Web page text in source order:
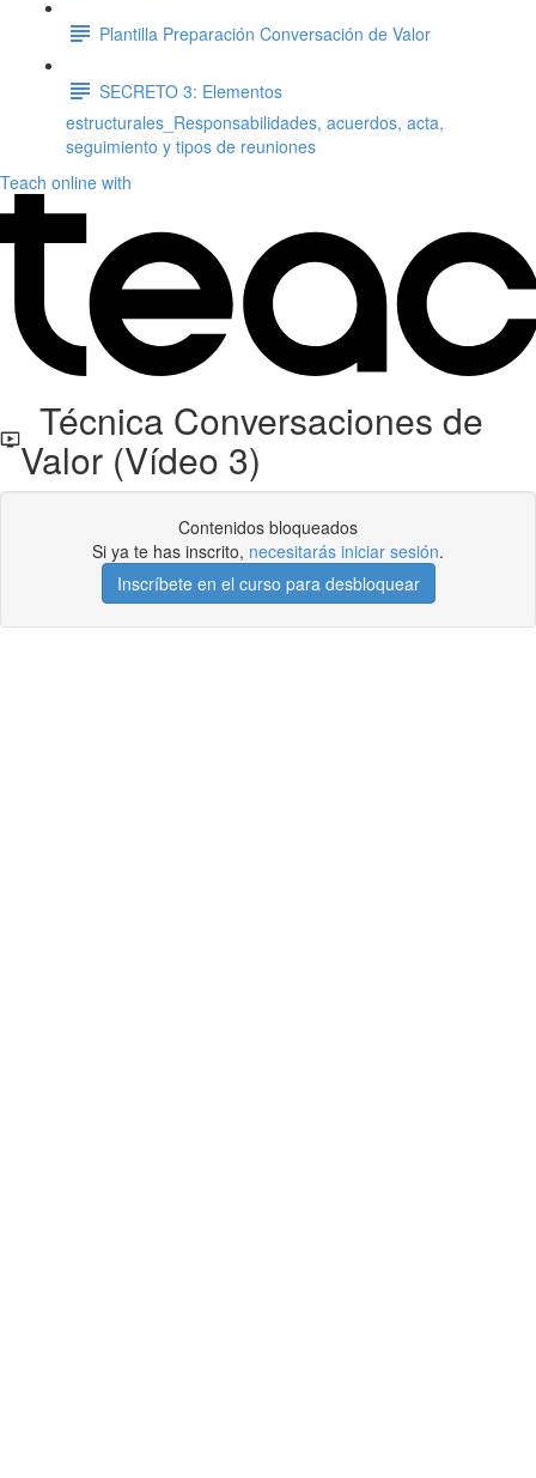
Plantilla Preparación Conversación de Valor
SECRETO 3: Elementos
estructurales_Responsabilidades, acuerdos, acta,
seguimiento y tipos de reuniones
Teach online with
Técnica Conversaciones de
Valor (Vídeo 3)
Contenidos bloqueados
Si ya te has inscrito, necesitarás iniciar sesión.
Inscríbete en el curso para desbloquear